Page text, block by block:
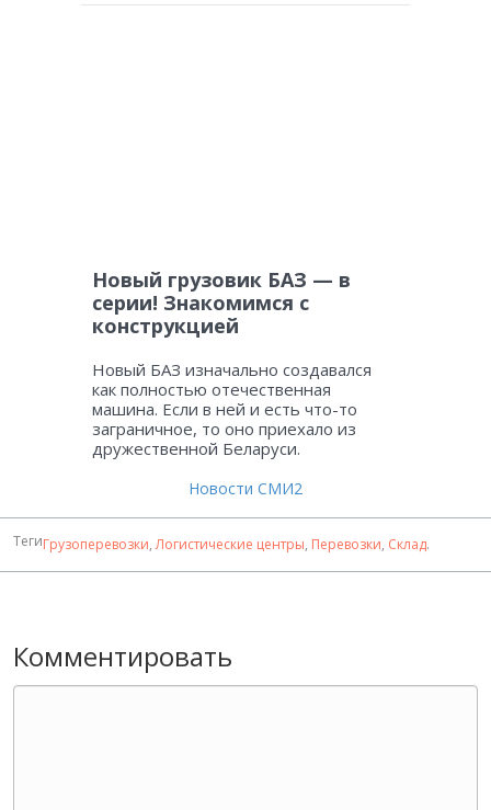
Новый грузовик БАЗ — в
серии! Знакомимся с
конструкцией
Новый БАЗ изначально создавался
как полностью отечественная
машина. Если в ней и есть что-то
заграничное, то оно приехало из
дружественной Беларуси.
Новости СМИ2
ТегиГрузоперевозки,Логистические центры, Перевозки, Склад.
Комментировать